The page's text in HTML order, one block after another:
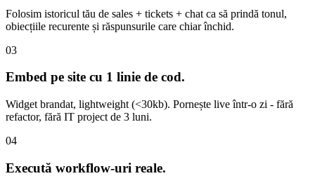
Folosim istoricul tău de sales + tickets + chat ca să prindă tonul,
obiecțiile recurente și răspunsurile care chiar închid.
03
Embed pe site cu 1 linie de cod.
Widget brandat, lightweight (<30kb). Pornește live într-o zi - fără
refactor, fără IT project de 3 luni.
04
Execută workflow-uri reale.